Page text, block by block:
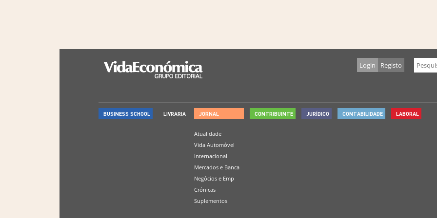
Login Registo
BUSINESS SCHOOL LIVRARIA JORNAL
Atualidade
Vida Automóvel
Internacional
Mercados e Banca
Negócios e Emp
Crónicas
Suplementos
CONTRIBUINTE JURÍDICO CONTABILIDADE LABORAL